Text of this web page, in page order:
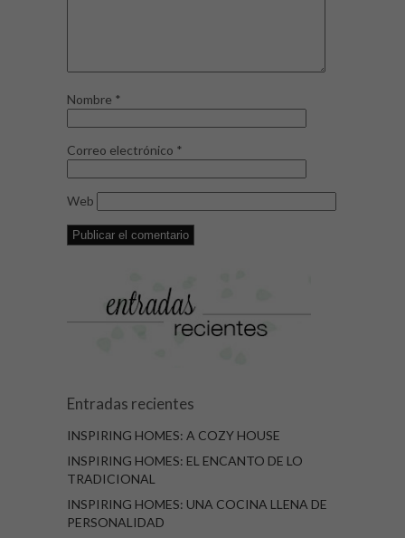
Nombre *
Correo electrónico *
Web
Entradas recientes
INSPIRING HOMES: A COZY HOUSE
INSPIRING HOMES: EL ENCANTO DE LO
TRADICIONAL
INSPIRING HOMES: UNA COCINA LLENA DE
PERSONALIDAD